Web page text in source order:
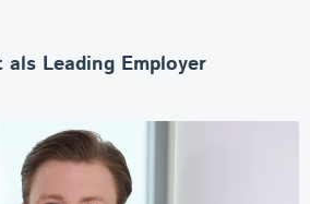
als Leading Employer